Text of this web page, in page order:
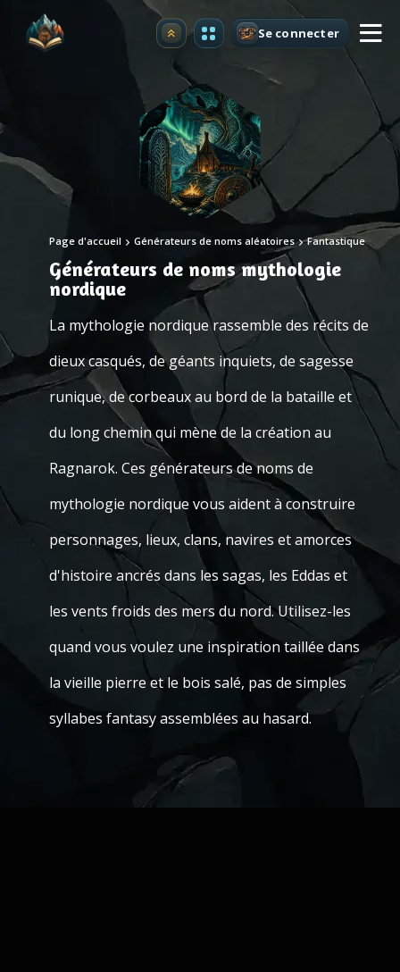
Premium Se connecter
Page d'accueil Générateurs de noms aléatoires Fantastique
Générateurs de noms mythologie
nordique
La mythologie nordique rassemble des récits de
dieux casqués, de géants inquiets, de sagesse
runique, de corbeaux au bord de la bataille et
du long chemin qui mène de la création au
Ragnarok. Ces générateurs de noms de
mythologie nordique vous aident à construire
personnages, lieux, clans, navires et amorces
d'histoire ancrés dans les sagas, les Eddas et
les vents froids des mers du nord. Utilisez-les
quand vous voulez une inspiration taillée dans
la vieille pierre et le bois salé, pas de simples
syllabes fantasy assemblées au hasard.